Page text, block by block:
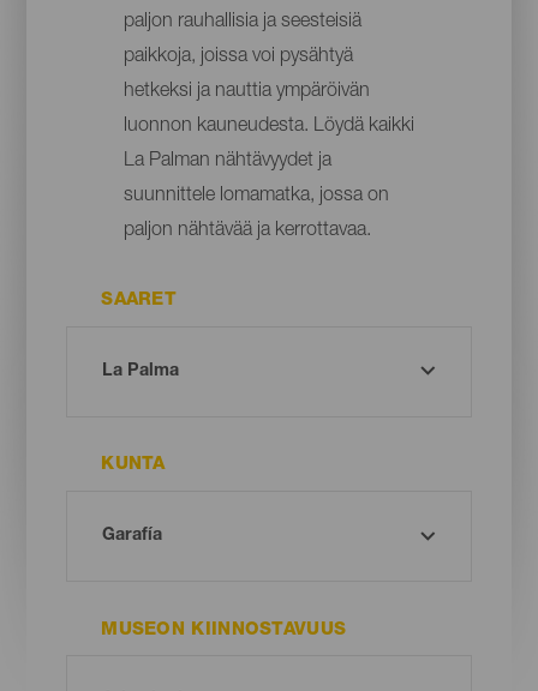
paljon rauhallisia ja seesteisiä
paikkoja, joissa voi pysähtyä
hetkeksi ja nauttia ympäröivän
luonnon kauneudesta. Löydä kaikki
La Palman nähtävyydet ja
suunnittele lomamatka, jossa on
paljon nähtävää ja kerrottavaa.
SAARET
KUNTA
MUSEON KIINNOSTAVUUS